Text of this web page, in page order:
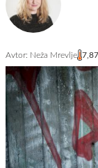
Avtor: Neža Mrevlje 7,87